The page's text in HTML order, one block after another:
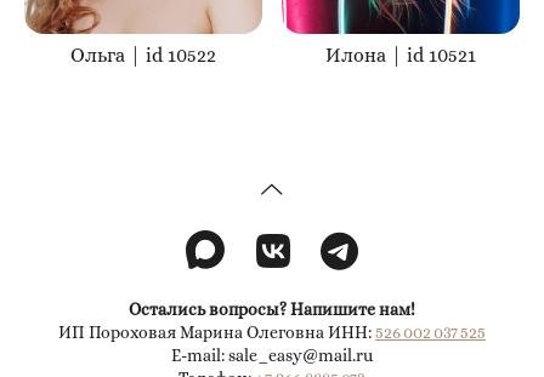
Ольга | id 10522 Илона | id 10521
Остались вопросы? Напишите нам!
ИП Пороховая Марина Олеговна ИНН:526 002 037 525
E-mail: sale_easy@mail.ru